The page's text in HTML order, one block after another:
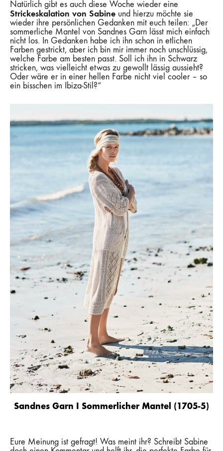
Natürlich gibt es auch diese Woche wieder eine
Strickeskalation von Sabine und hierzu möchte sie
wieder ihre persönlichen Gedanken mit euch teilen: „Der
sommerliche Mantel von Sandnes Garn lässt mich einfach
nicht los. In Gedanken habe ich ihn schon in etlichen
Farben gestrickt, aber ich bin mir immer noch unschlüssig,
welche Farbe am besten passt. Soll ich ihn in Schwarz
stricken, was vielleicht etwas zu gewollt lässig aussieht?
Oder wäre er in einer hellen Farbe nicht viel cooler – so
ein bisschen im Ibiza-Stil?“
Sandnes Garn I Sommerlicher Mantel (1705-5)
Eure Meinung ist gefragt! Was meint ihr? Schreibt Sabine